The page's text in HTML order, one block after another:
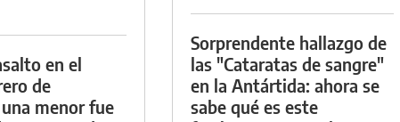
en el
de
menor fue
Sorprendente hallazgo de
las "Cataratas de sangre"
en la Antártida: ahora se
sabe qué es este